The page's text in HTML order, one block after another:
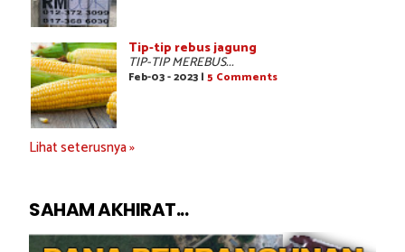
Tip-tip rebus jagung
TIP-TIP MEREBUS...
Feb-03 - 2023 | 5 Comments
Lihat seterusnya »
SAHAM AKHIRAT...